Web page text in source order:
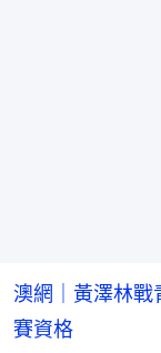
澳網｜黃澤林
賽資格